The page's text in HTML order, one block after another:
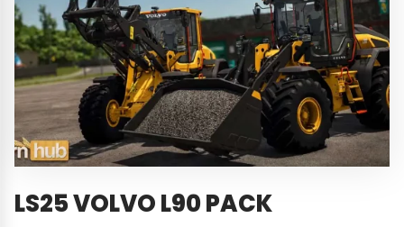
LS25 VOLVO L90 PACK